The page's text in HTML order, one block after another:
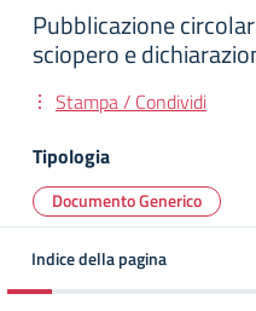
Pubblicazione
sciopero e
Stampa / Condividi
Tipologia
Documento Generico
Indice della pagina